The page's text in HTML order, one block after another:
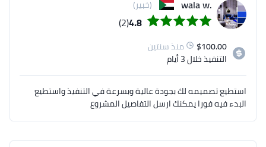
.wala w (خبير)
4.8
(2)
$100.00
منذ سنتين
التنفيذخلال 3 أيام
استطيع تصميمه لك بجودة عالية وبسرعة في التنفيذ واستطيع
البدء فيه فورا يمكنك ارسل التفاصيل المشروع